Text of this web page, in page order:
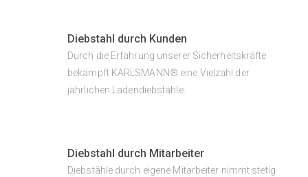
Diebstahl durch Kunden
Durch die Erfahrung unserer Sicherheitskräfte
bekämpft KARLSMANN® eine Vielzahl der
jährlichen Ladendiebstähle.
Diebstahl durch Mitarbeiter
Diebstähle durch eigene Mitarbeiter nimmt stetig